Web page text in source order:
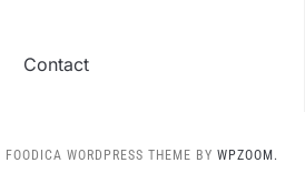
Contact
FOODICA WORDPRESS THEME BY WPZOOM.